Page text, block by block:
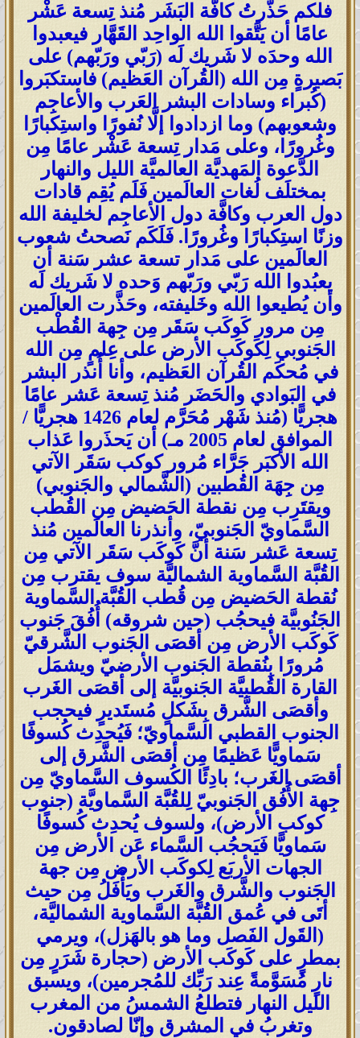
فلكم حَذَّرتُ كافَّة البَشَر مُنذ تِسعة عَشْر
عامًا أن يَتَّقوا الله الواحِد القَهَّار فيعبدوا
الله وحدَه لا شَريك لَه (رَبّي ورَبّهم) على
بَصيرةٍ مِن الله (القُرآن العَظيم) فاستكبَروا
(كُبراء وسادات البشر العَرب والأعاجِم
وشعوبهم) وما ازدادوا إلَّا نُفورًا واستِكبارًا
وغُرورًا، وعلى مَدار تِسعة عَشْر عامًا مِن
الدَّعوة المَهديَّة العالميَّة الليل والنهار
بمختلَف لُغات العالَمين فَلَم يُقِم قادات
دول العرب وكافَّة دول الأعاجِم لخليفة الله
وزنًا استِكبارًا وغُرورًا. فَلَكَم نَصحتُ شعوب
العالَمين على مَدار تسعة عشر سَنة أن
يعبُدوا الله رَبّي ورَبّهم وَحده لا شَريك لَه
وأن يُطيعوا الله وخَليفته، وحَذَّرت العالَمين
مِن مرور كَوكَب سَقَر مِن جِهة القُطْب
الجَنوبي لِكَوكَب الأرض على عِلمٍ مِن الله
في مُحكَم القُرآن العَظيم، وأنا أُنذر البشر
في البَوادي والحَضَر مُنذ تِسعة عَشر عامًا
هجريًّا (مُنذ شَهْر مُحَرَّم لعام 1426 هجريًّا /
الموافق لعام 2005 مـ) أن يَحذَروا عَذاب
الله الأكبَر جَرَّاء مُرور كوكب سَقَر الآتي
مِن جِهَة القُطبين (الشَّمالي والجَنوبي)
ويقتَرِب مِن نقطة الحَضيض مِن القُطب
السَّماويّ الجَنوبيّ، وأنذرنا العالَمين مُنذ
تِسعة عَشر سَنة أنَّ كَوكَب سَقَر الآتي مِن
القُبَّة السَّماوية الشماليَّة سوف يقترب مِن
نُقطة الحَضيض مِن قُطب القُبَّة السَّماوية
الجَنُوبيَّة فيحجُب (حين شروقه) أُفُقَ جَنوب
كَوكَب الأرض مِن أقصَى الجَنوب الشَّرقيّ
مُرورًا بِنُقطة الجَنوب الأرضيّ ويشمَل
القارة القُطبيَّة الجَنوبيَّة إلى أقصَى الغَرب
وأقصَى الشَّرق بِشَكلٍ مُستَديرٍ فيحجب
الجنوب القطبي السَّماويّ؛ فَيُحدِث كُسوفًا
سَماويًّا عَظيمًا مِن أقصَى الشَّرق إلى
أقصَى الغَرب؛ بادِئًا الكُسوف السَّماويّ مِن
جِهة الأُفُق الجَنوبيّ لِلقُبَّة السَّماويَّة (جنوب
كوكب الأرض)، ولسوف يُحدِث كُسوفًا
سَماويًّا فَيَحجُب السَّماء عَن الأرض مِن
الجهات الأربَع لِكوكَب الأرض مِن جهة
الجَنوب والشَّرق والغَرب ويَأْفَلُ مِن حيث
أتَى في عُمق القُبَّة السَّماوية الشماليَّة،
(القَول الفَصل وما هو بالهَزل)، ويرمي
بمطرٍ على كَوكَب الأرض (حجارة شَرَرٍ مِن
نارٍ مُسَوَّمةً عِند رَبِّك للمُجرمين)، ويسبق
الليل النهار فتطلعُ الشمسُ من المغرب
وتغربُ في المشرق وإنّا لصادقون.